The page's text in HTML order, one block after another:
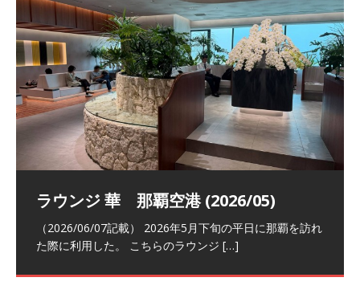
祝！日本航空・マリオットの戦略パー
トナーシップによるFOP無料付与とス
テイタスマッチ
ラウンジ 華 那覇空港 (2026/05)
（2026/06/07記載） 2026年5月下旬の平日に那覇を訪れ
た際に利用した。 こちらのラウンジ […]
The Coral Executive Lounge スワ
ンナプーム国際空港国内線ラウンジ
(2026/01)
日本航空 羽田空港国際線ファースト
クラスラウンジ (2026/01)
（2026/03/18記載） 2026年1月、毎年恒例の新年の羽田
バンコクエアウェイズ スワンナプー
ム国際空港国内線ラウンジ (2026/01)
（2026/03/13記載） 2026年1月上旬にバンコク経由でチ